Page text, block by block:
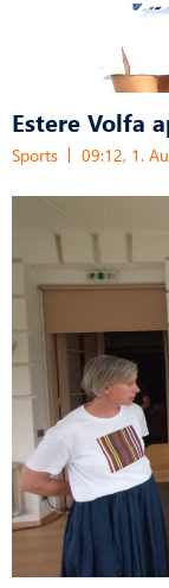
Estere Volfa
Sports 09:12, 1.